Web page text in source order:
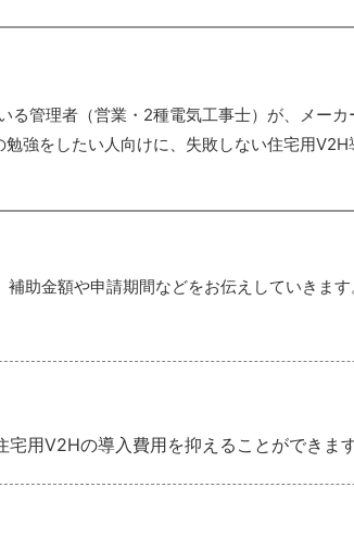
る管理者（営業・2種電気工事士）が、メーカ
強をしたい人向けに、失敗しない住宅用
助金額や申請期間などをお伝えしていきます
用V2Hの導入費用を抑えることができます